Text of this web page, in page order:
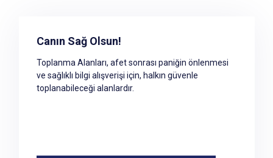
Toplanma Alanına Erişim
Afet ve acil durumlar sonrasında geçici barınma
merkezleri hazır olana kadar geçecek süre
içerisinde yaşanacak paniği önlemek ve sağlıklı bilgi
Canın Sağ Olsun!
Toplanma Alanları, afet sonrası paniğin önlenmesi
ve sağlıklı bilgi alışverişi için, halkın güvenle
toplanabileceği alanlardır.